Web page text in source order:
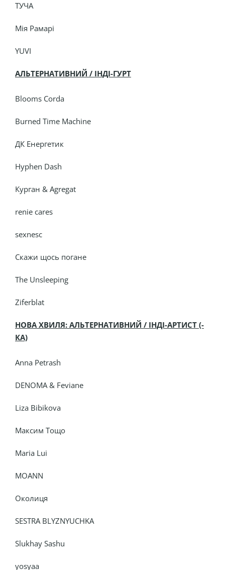
ТУЧА
Мія Рамарі
YUVI
АЛЬТЕРНАТИВНИЙ / ІНДІ-ГУРТ
Blooms Corda
Burned Time Machine
ДК Енергетик
Hyphen Dash
Курган & Agregat
renie cares
sexnesc
Скажи щось погане
The Unsleeping
Ziferblat
НОВА ХВИЛЯ: АЛЬТЕРНАТИВНИЙ / ІНДІ-АРТИСТ (-
КА)
Anna Petrash
DENOMA & Feviane
Liza Bibikova
Максим Тощо
Maria Lui
MOANN
Околиця
SESTRA BLYZNYUCHKA
Slukhay Sashu
yosyaa